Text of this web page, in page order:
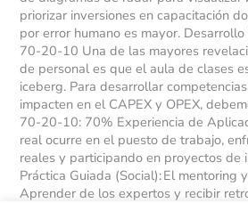
priorizar inversiones en capacitación
por error humano es mayor.
70-20-10 Una de las mayores
de personal es que el aula de clases
iceberg. Para desarrollar
impacten en el CAPEX y OPEX,
70-20-10: 70% Experiencia de
real ocurre en el puesto de trabajo,
reales y participando en proyectos de
Práctica Guiada (Social): El mentoring
Aprender de los expertos y recibir